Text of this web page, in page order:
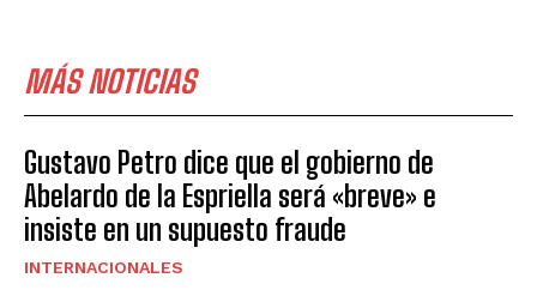
MÁS NOTICIAS
Gustavo Petro dice que el gobierno de
Abelardo de la Espriella será «breve» e
insiste en un supuesto fraude
INTERNACIONALES